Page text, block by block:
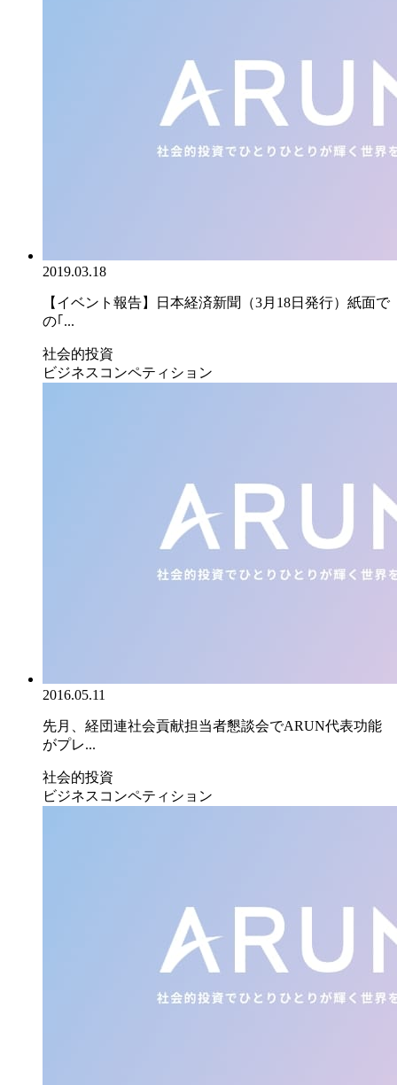
2019.03.18
【イベント報告】日本経済新聞（3月18日発行）紙面で
の｢...
社会的投資
ビジネスコンペティション
2016.05.11
先月、経団連社会貢献担当者懇談会でARUN代表功能
がプレ...
社会的投資
ビジネスコンペティション